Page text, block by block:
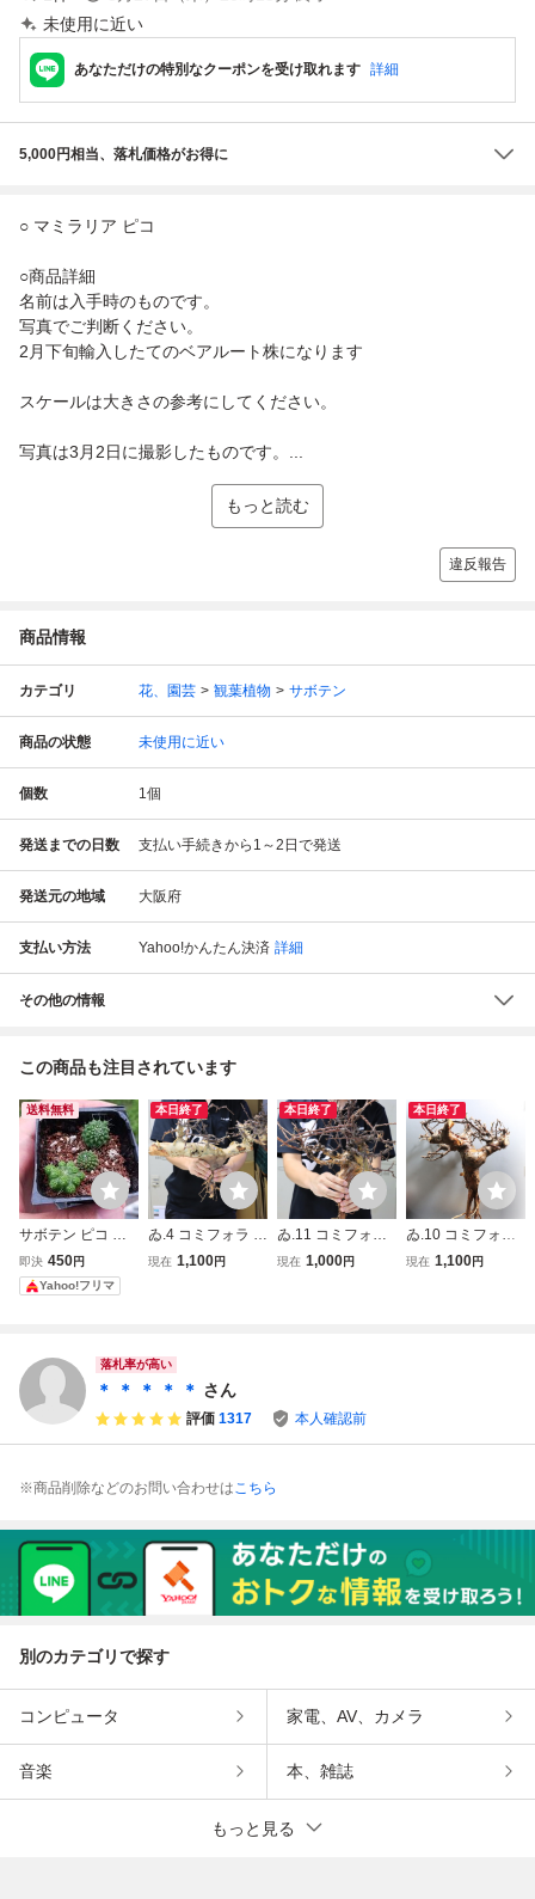
未使用に近い
あなただけの特別なクーポンを受け取れます 詳細
5,000円相当、落札価格がお得に
○ マミラリア ピコ
○商品詳細
名前は入手時のものです。
写真でご判断ください。
2月下旬輸入したてのベアルート株になります
スケールは大きさの参考にしてください。
写真は3月2日に撮影したものです。...
もっと読む
違反報告
商品情報
カテゴリ 花、園芸 観葉植物 サボテン
商品の状態 未使用に近い
個数 1個
発送までの日数 支払い手続きから1～2日で発送
発送元の地域 大阪府
支払い方法 Yahoo!かんたん決済 詳細
その他の情報
この商品も注目されています
送料無料
サボテン ピコ モ
ンストローサ 抜き
苗3つ マミラリア
即決 450円
Yahoo!フリマ
本日終了
ゐ.4 コミフォラ カ
タフ ターカネンシ
観葉 盆栽】
現在 1,100円
本日終了
ゐ.11 コミフォラ
ボラネンシス / ベ
現在 1,000円
本日終了
ゐ.10 コミフォラ
ボラネンシス / ベ
現在 1,100円
落札率が高い
＊ ＊ ＊ ＊ ＊ さん
評価 1317 本人確認前
※商品削除などのお問い合わせはこちら
別のカテゴリで探す
コンピュータ 家電、AV、カメラ
音楽 本、雑誌
もっと見る